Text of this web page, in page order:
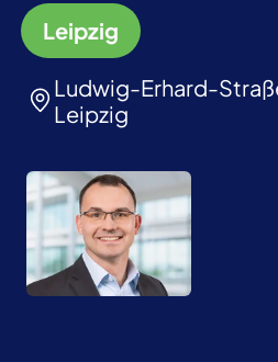
Leipzig
Ludwig-Erhard-
Leipzig